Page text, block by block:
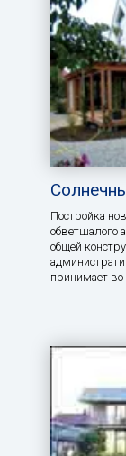
Постройка
обветшалого
общей
принимает во